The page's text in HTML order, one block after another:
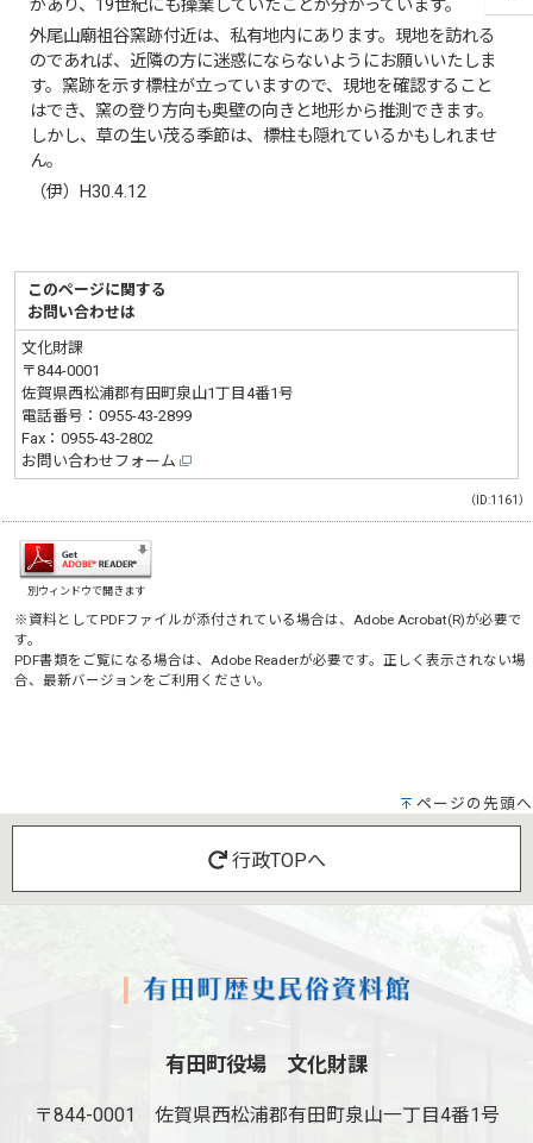
があり、19世紀にも操業していたことが分かっています。
外尾山廟祖谷窯跡付近は、私有地内にあります。現地を訪れる
のであれば、近隣の方に迷惑にならないようにお願いいたしま
す。窯跡を示す標柱が立っていますので、現地を確認すること
はでき、窯の登り方向も奥壁の向きと地形から推測できます。
しかし、草の生い茂る季節は、標柱も隠れているかもしれませ
ん。
（伊）H30.4.12
このページに関する
お問い合わせは
文化財課
〒844-0001
佐賀県西松浦郡有田町泉山1丁目4番1号
電話番号：0955-43-2899
Fax：0955-43-2802
お問い合わせフォーム
（ID:1161）
別ウィンドウで開きます
※資料としてPDFファイルが添付されている場合は、Adobe Acrobat(R)が必要で
す。
PDF書類をご覧になる場合は、Adobe Readerが必要です。正しく表示されない場
合、最新バージョンをご利用ください。
ページの先頭へ
行政TOPへ
有田町役場 文化財課
〒844-0001 佐賀県西松浦郡有田町泉山一丁目4番1号